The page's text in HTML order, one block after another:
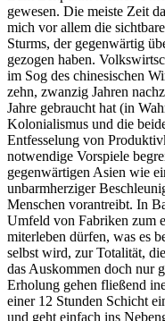
gewesen. Die meiste Zeit
mich vor allem die
Sturms, der gegenwärtig
gezogen haben.
im Sog des chinesischen
zehn, zwanzig Jahren
Jahre gebraucht hat (in
Kolonialismus und die
Entfesselung von
notwendige Vorspiele
gegenwärtigen Asien wie
unbarmherziger
Menschen vorantreibt. In
Umfeld von Fabriken zum
miterleben dürfen, was es
selbst wird, zur Totalität,
das Auskommen doch nur
Erholung gehen fließend
einer 12 Stunden Schicht
und geht einfach ins